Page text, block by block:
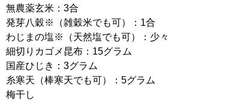
無農薬玄米：3合
発芽八穀※（雑穀米でも可）：1合
わじまの塩※（天然塩でも可）：少々
細切りカゴメ昆布：15グラム
国産ひじき：3グラム
糸寒天（棒寒天でも可）：5グラム
梅干し